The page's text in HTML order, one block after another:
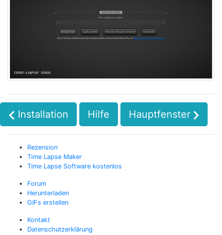
Installation Hilfe Hauptfenster
Rezension
Time Lapse Maker
Time Lapse Software kostenlos
Forum
Herunterladen
GIFs erstellen
Kontakt
Datenschutzerklärung